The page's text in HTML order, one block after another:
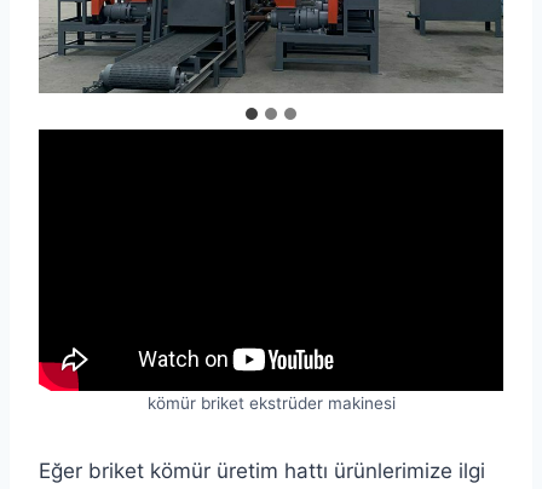
kömür briket ekstrüder makinesi
Eğer briket kömür üretim hattı ürünlerimize ilgi